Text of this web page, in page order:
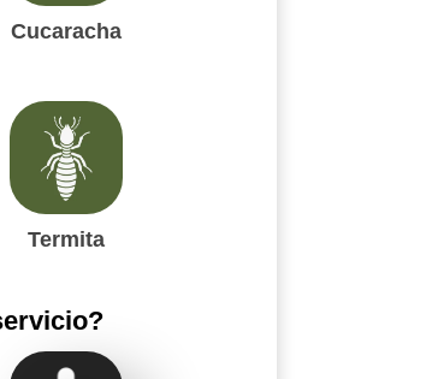
Cucaracha
Termita